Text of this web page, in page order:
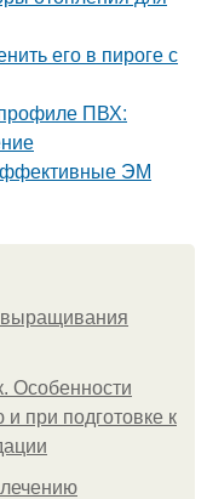
его в пироге с
ПВХ:
ЭМ
Особенности
при подготовке к